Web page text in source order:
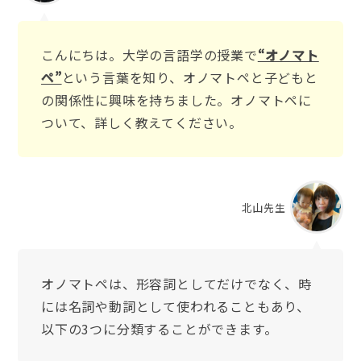
こんにちは。大学の言語学の授業で“オノマト
ペ”という言葉を知り、オノマトペと子どもと
の関係性に興味を持ちました。オノマトペに
ついて、詳しく教えてください。
北山先生
オノマトペは、形容詞としてだけでなく、時
には名詞や動詞として使われることもあり、
以下の3つに分類することができます。